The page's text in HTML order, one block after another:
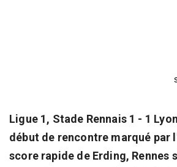
Ligue 1, Stade Rennais 1 - 1
début de rencontre marqué par
score rapide de Erding, Rennes